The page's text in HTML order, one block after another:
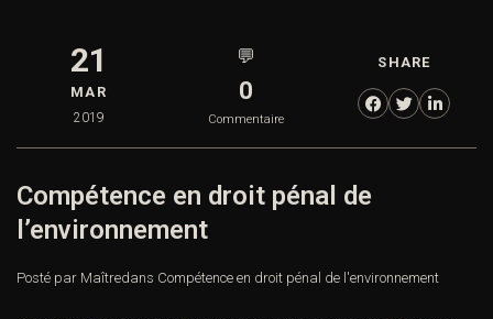
21
MAR
2019
💬
0
Commentaire
SHARE
Compétence en droit pénal de
l’environnement
Posté par Maîtredans Compétence en droit pénal de l'environnement